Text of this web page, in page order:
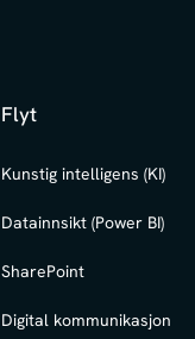
Flyt
Kunstig intelligens (KI)
Datainnsikt (Power BI)
SharePoint
Digital kommunikasjon